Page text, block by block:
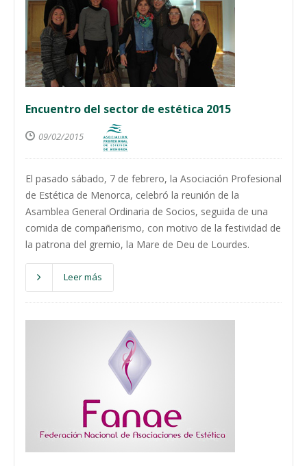
Encuentro del sector de estética 2015
09/02/2015
El pasado sábado, 7 de febrero, la Asociación Profesional
de Estética de Menorca, celebró la reunión de la
Asamblea General Ordinaria de Socios, seguida de una
comida de compañerismo, con motivo de la festividad de
la patrona del gremio, la Mare de Deu de Lourdes.
Leer más